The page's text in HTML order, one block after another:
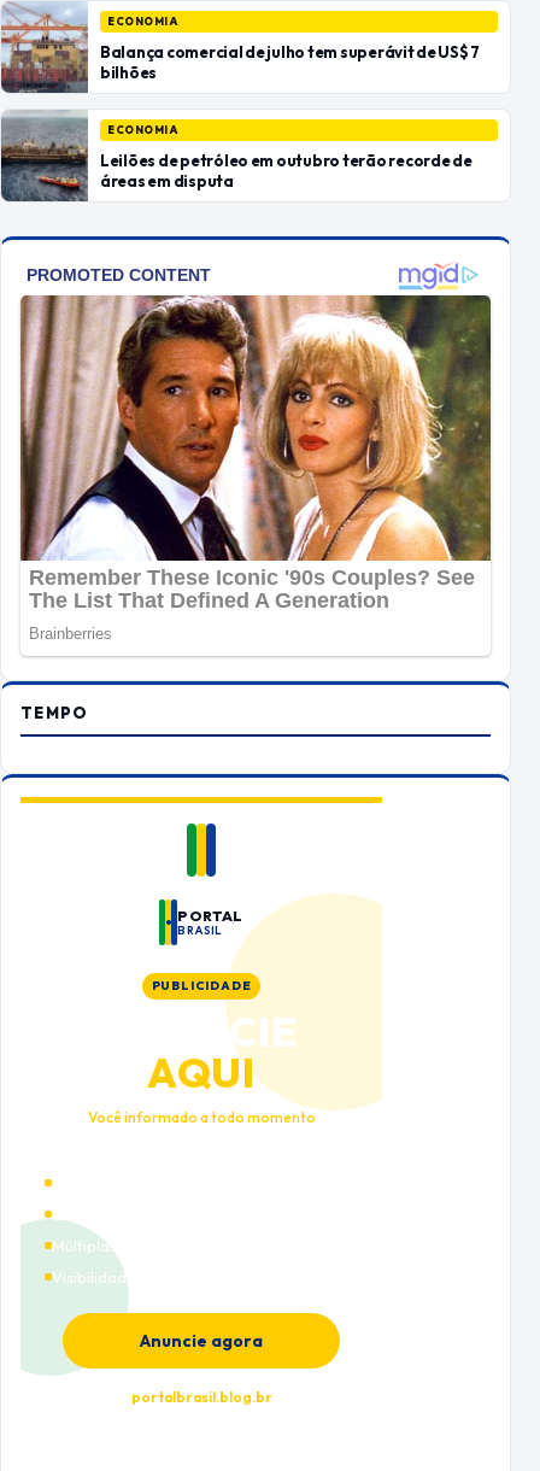
ECONOMIA
Balança comercial de julho tem superávit de US$ 7
bilhões
ECONOMIA
Leilões de petróleo em outubro terão recorde de
áreas em disputa
TEMPO
PORTAL
BRASIL
PUBLICIDADE
ANUNCIE
AQUI
Você informado a todo momento
Múltiplas categorias
Visibilidade premium
Anuncie agora
portalbrasil.blog.br